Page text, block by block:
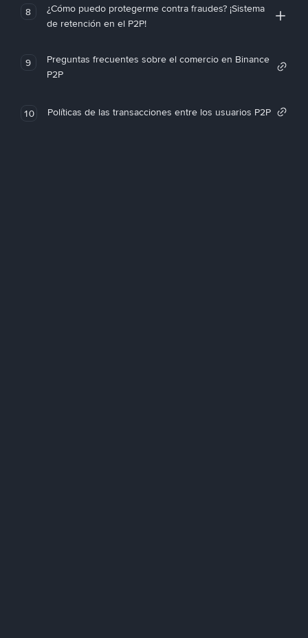
8
¿Cómo puedo protegerme contra fraudes? ¡Sistema
de retención en el P2P!
9
Preguntas frecuentes sobre el comercio en Binance
P2P
10 Políticas de las transacciones entre los usuarios P2P